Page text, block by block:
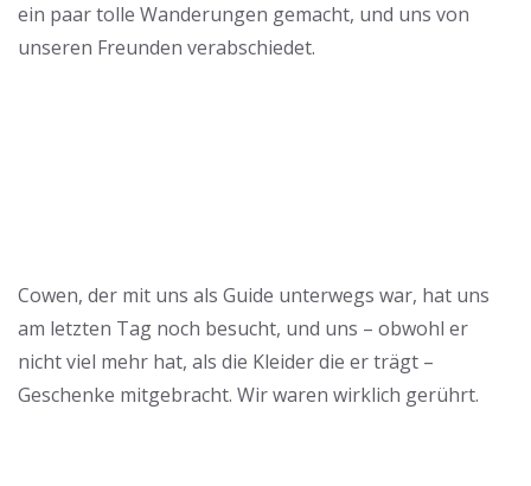
ein paar tolle Wanderungen gemacht, und uns von
unseren Freunden verabschiedet.
Cowen, der mit uns als Guide unterwegs war, hat uns
am letzten Tag noch besucht, und uns – obwohl er
nicht viel mehr hat, als die Kleider die er trägt –
Geschenke mitgebracht. Wir waren wirklich gerührt.